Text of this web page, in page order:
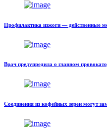
Профилактика изжоги — действенные
Врач предупредила о главном
Соединения из кофейных зерен могут